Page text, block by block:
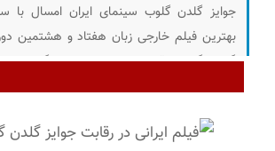
جوایز گلدن گلوب سینمای ایران امسال با
بهترین فیلم خارجی زبان هفتاد و هشتمین
گلدن گلوب رقابت خواهد کرد. به گزارش